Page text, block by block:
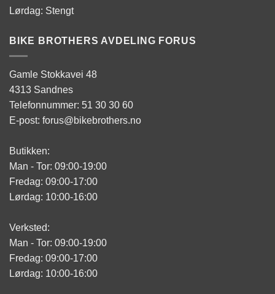
Lørdag: Stengt
BIKE BROTHERS AVDELING FORUS
Gamle Stokkavei 48
4313 Sandnes
Telefonnummer: 51 30 30 60
E-post: forus@bikebrothers.no
Butikken:
Man - Tor: 09:00-19:00
Fredag: 09:00-17:00
Lørdag: 10:00-16:00
Verksted:
Man - Tor: 09:00-19:00
Fredag: 09:00-17:00
Lørdag: 10:00-16:00